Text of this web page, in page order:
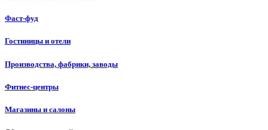
Фаст-фуд
Гостиницы и отели
Производства, фабрики, заводы
Фитнес-центры
Магазины и салоны